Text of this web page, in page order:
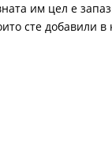
им цел е
сте добавили в